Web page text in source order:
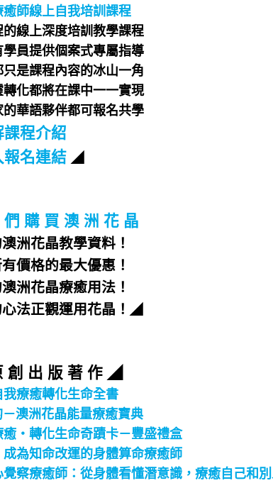
師線上自我培訓課程
線上深度培訓教學課程​
員提供個案式專屬指導​
是課程內容的冰山一角​
化都將在課中一一實現​
華語夥伴都可報名共學​
程介紹
名連結 ◢
購 買 澳 洲 花 晶
洲花晶教學資料！
價格的最大優惠！
洲花晶療癒用法！
法正觀運用花晶！ ◢
創 出 版 著 作 ◢
療癒轉化生命全書
澳洲花晶能量療癒寶典
‧轉化生命奇蹟卡－豐盛禮盒
為知命改運的身體算命療癒師
察療癒師：從身體看懂潛意識，療癒自己和別